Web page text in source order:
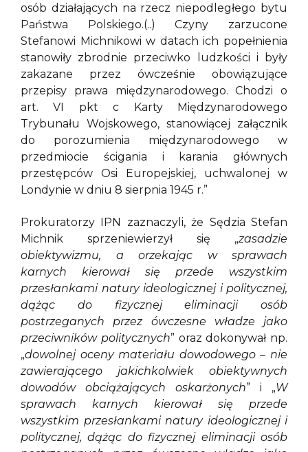
osób działających na rzecz niepodległego bytu
Państwa Polskiego.(..) Czyny zarzucone
Stefanowi Michnikowi w datach ich popełnienia
stanowiły zbrodnie przeciwko ludzkości i były
zakazane przez ówcześnie obowiązujące
przepisy prawa międzynarodowego. Chodzi o
art. VI pkt c Karty Międzynarodowego
Trybunału Wojskowego, stanowiącej załącznik
do porozumienia międzynarodowego w
przedmiocie ścigania i karania głównych
przestępców Osi Europejskiej, uchwalonej w
Londynie w dniu 8 sierpnia 1945 r.”
Prokuratorzy IPN zaznaczyli, że Sędzia Stefan
Michnik sprzeniewierzył się „zasadzie
obiektywizmu, a orzekając w sprawach
karnych kierował się przede wszystkim
przesłankami natury ideologicznej i politycznej,
dążąc do fizycznej eliminacji osób
postrzeganych przez ówczesne władze jako
przeciwników politycznych” oraz dokonywał np.
„dowolnej oceny materiału dowodowego – nie
zawierającego jakichkolwiek obiektywnych
dowodów obciążających oskarżonych” i „W
sprawach karnych kierował się przede
wszystkim przesłankami natury ideologicznej i
politycznej, dążąc do fizycznej eliminacji osób